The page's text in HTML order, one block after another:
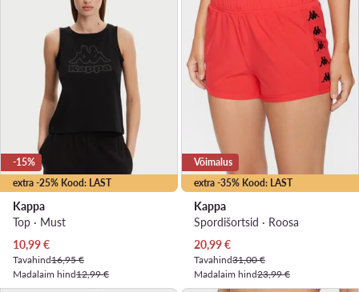
extra -25% Kood: LAST
-15%
Kappa
Top · Must
Praegune hind
10,99€
Tavahind16,95 €
Madalaim hind12,99 €
extra -35% Kood: LAST
Võimalus
Kappa
Spordišortsid · Roosa
Praegune hind
20,99€
Tavahind31,00 €
Madalaim hind23,99 €